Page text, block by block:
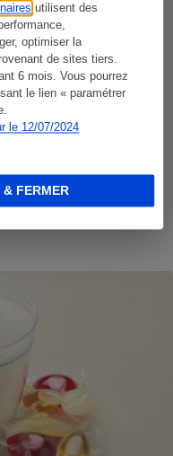
utilisent des
optimiser la
de sites tiers.
6 mois. Vous pourrez
le lien « paramétrer
le 12/07/2024
& FERMER